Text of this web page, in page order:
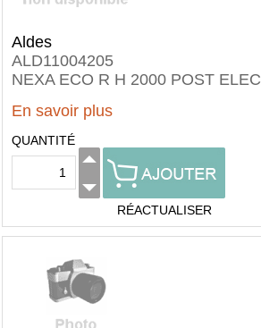
Aldes
ALD11004205
NEXA ECO R H 2000 POST ELEC
En savoir plus
QUANTITÉ
RÉACTUALISER